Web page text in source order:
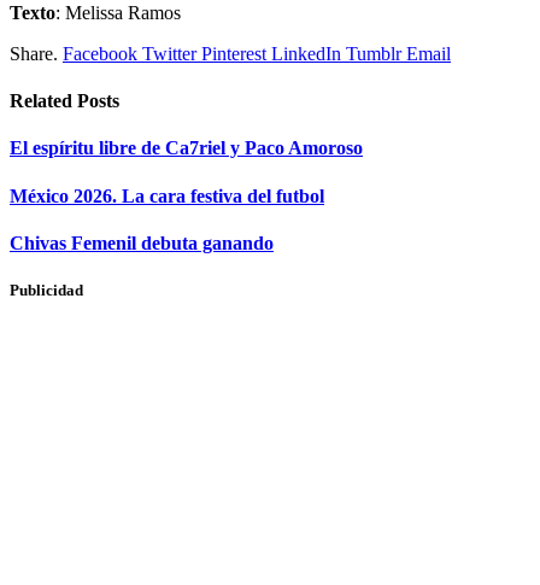
Texto: Melissa Ramos
Share. Facebook Twitter Pinterest LinkedIn Tumblr Email
Related Posts
​El espíritu libre de Ca7riel y Paco Amoroso
México 2026. La cara festiva del futbol
Chivas Femenil debuta ganando
Publicidad